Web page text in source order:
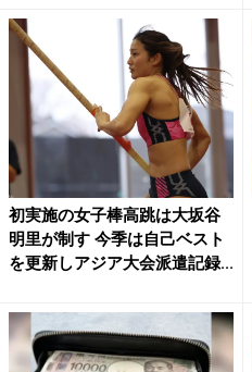
初実施の女子棒高跳は大坂谷
明里が制す 今季は自己ベスト
を更新しアジア大会派遣記録...